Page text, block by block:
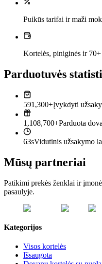
Puikūs tarifai ir maži
Kortelės, piniginės ir
Parduotuvės
591,300+Įvykdyti
1,108,700+Parduota
63sVidutinis užsakymo
Mūsų partneriai
Patikimi prekės ženklai ir
pasaulyje.
Kategorijos
Visos kortelės
Išsaugota